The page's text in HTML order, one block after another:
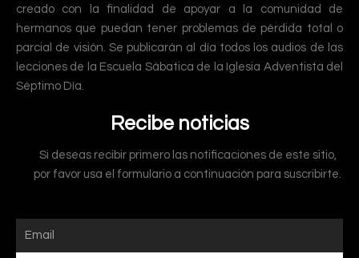
creado con la finalidad de apoyar a la comunidad de
hermanos que puedan tener problemas de pérdida total o
parcial de visión. Se publicarán al día todos los audios de las
lecciones de la Escuela Sábatica de la Iglesia Adventista del
Séptimo Día.
Recibe noticias
Si deseas recibir primero las notificaciones de este sitio,
por favor usa el formulario a continuación para suscribirte.